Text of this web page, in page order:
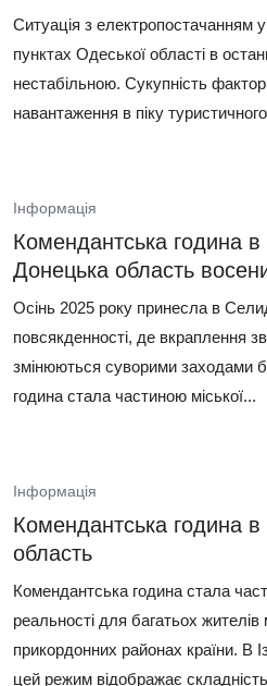
Ситуація з електропостачанням
пунктах Одеської області в
нестабільною. Сукупність
навантаження в піку
Інформація
Комендантська година в
Донецька область
Осінь 2025 року принесла в
повсякденності, де вкраплення
змінюються суворими заходами
година стала частиною міської...
Інформація
Комендантська година в
область
Комендантська година стала
реальності для багатьох жителів
прикордонних районах країни. В
цей режим відображає